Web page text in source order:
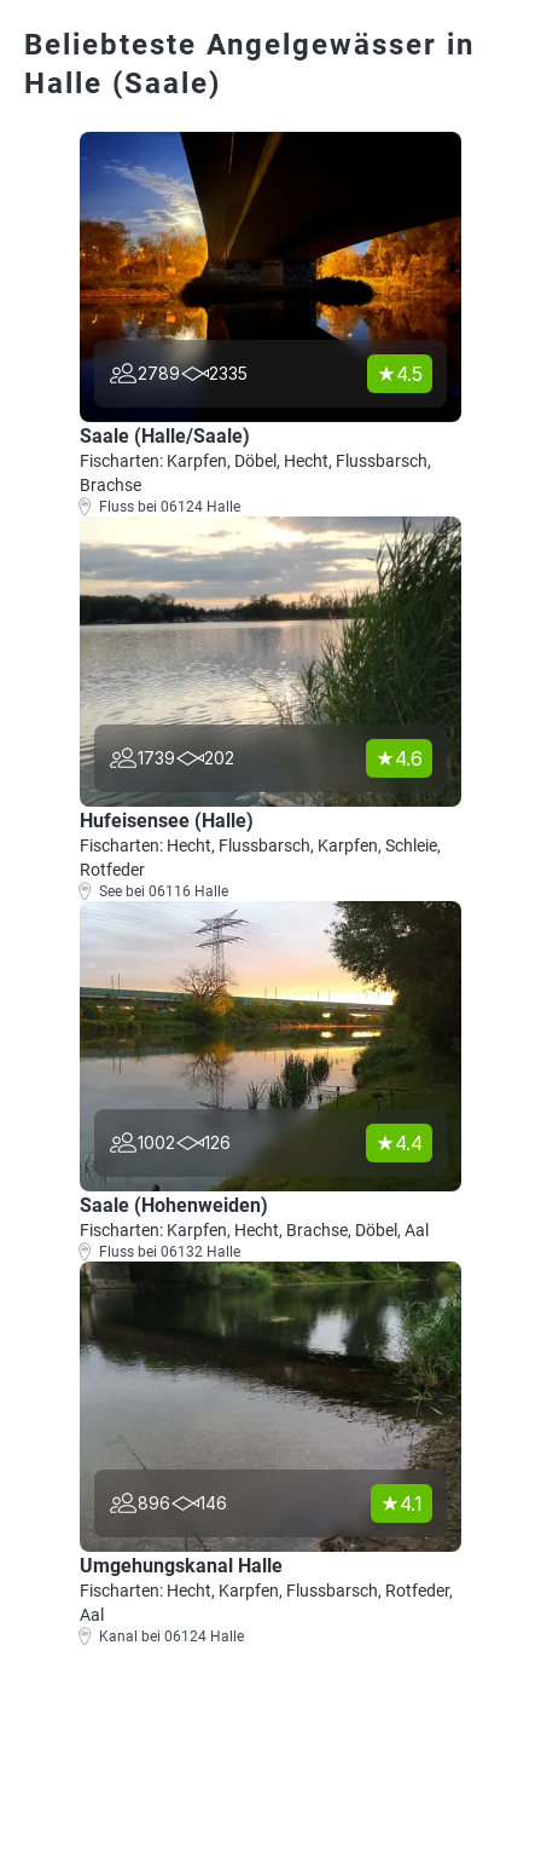
Beliebteste Angelgewässer in
Halle (Saale)
2789 2335 4.5
Saale (Halle/Saale)
Fischarten: Karpfen, Döbel, Hecht, Flussbarsch,
Brachse
Fluss bei 06124 Halle
1739 202 4.6
Hufeisensee (Halle)
Fischarten: Hecht, Flussbarsch, Karpfen, Schleie,
Rotfeder
See bei 06116 Halle
1002 126 4.4
Saale (Hohenweiden)
Fischarten: Karpfen, Hecht, Brachse, Döbel, Aal
Fluss bei 06132 Halle
896 146 4.1
Umgehungskanal Halle
Fischarten: Hecht, Karpfen, Flussbarsch, Rotfeder,
Aal
Kanal bei 06124 Halle